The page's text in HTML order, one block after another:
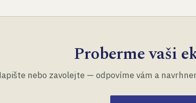
Proberme vaši
nebo zavolejte — odpovíme vám a